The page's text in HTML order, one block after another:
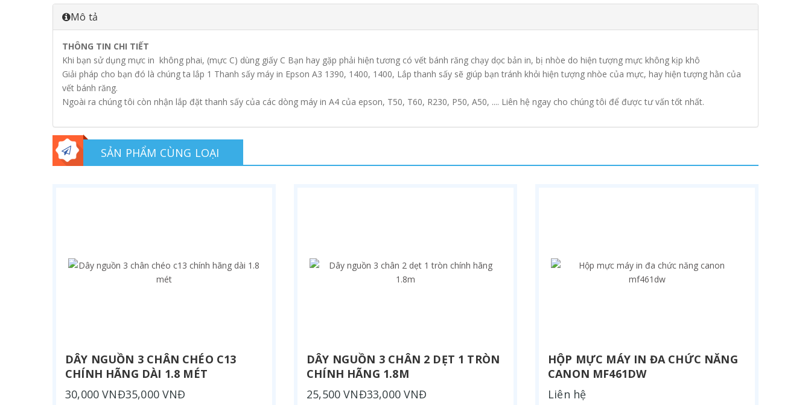
Mô tả
THÔNG TIN CHI TIẾT
Khi bạn sử dụng mực in không phai, (mực C) dùng giấy C Bạn hay gặp phải hiện tương có vết bánh răng chạy dọc bản in, bị nhòe do hiện tượng mực không kịp khô
Giải pháp cho bạn đó là chúng ta lắp 1 Thanh sấy máy in Epson A3 1390, 1400, 1400, Lắp thanh sấy sẽ giúp bạn tránh khỏi hiện tượng nhòe của mực, hay hiện tượng hằn của
vết bánh răng.
Ngoài ra chúng tôi còn nhận lắp đặt thanh sấy của các dòng máy in A4 của epson, T50, T60, R230, P50, A50, .... Liên hệ ngay cho chúng tôi để được tư vấn tốt nhất.
SẢN PHẨM CÙNG LOẠI
DÂY NGUỒN 3 CHÂN CHÉO C13
CHÍNH HÃNG DÀI 1.8 MÉT
30,000 VNĐ35,000 VNĐ
DÂY NGUỒN 3 CHÂN 2 DẸT 1 TRÒN
CHÍNH HÃNG 1.8M
25,500 VNĐ33,000 VNĐ
HỘP MỰC MÁY IN ĐA CHỨC NĂNG
CANON MF461DW
Liên hệ